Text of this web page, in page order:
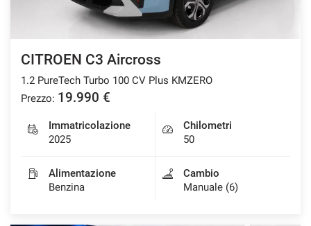
CITROEN C3 Aircross
1.2 PureTech Turbo 100 CV Plus KMZERO
Prezzo: 19.990 €
Immatricolazione
2025
Chilometri
50
Alimentazione
Benzina
Cambio
Manuale (6)